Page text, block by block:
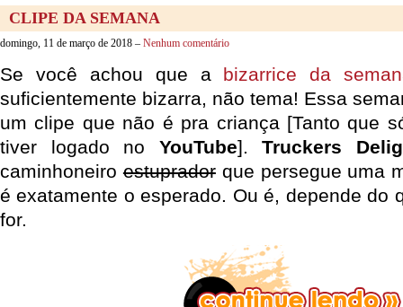
CLIPE DA SEMANA
domingo, 11 de março de 2018 – Nenhum comentário
Se você achou que a bizarrice da
suficientemente bizarra, não tema! Essa
um clipe que não é pra criança [Tanto que
tiver logado no YouTube].Truckers
caminhoneiroestupradorque persegue uma
é exatamente o esperado. Ou é, depende do
for.